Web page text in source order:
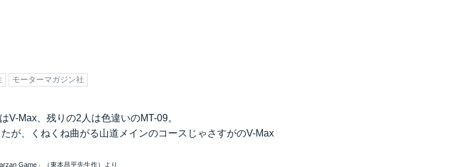
モーターマガジン社
V-Max、残りの2人は色違いのMT-09。
が、くねくね曲がる山道メインのコースじゃさすがのV-Max
Game」（東本昌平先生作）より